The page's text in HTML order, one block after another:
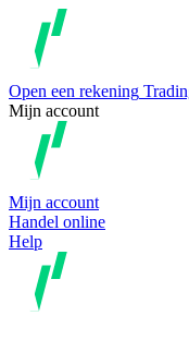
Open een rekening
Mijn account
Mijn account
Handel online
Help